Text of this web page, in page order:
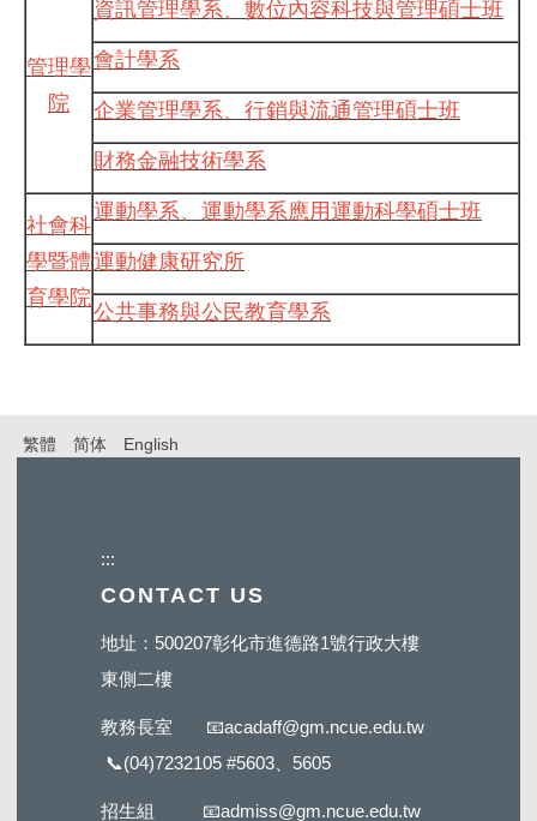
管理學
院
資訊管理學系、數位內容科技與管理碩士班
會計學系
企業管理學系、行銷與流通管理碩士班
財務金融技術學系
社會科
學暨體
育學院
運動學系、 運動學系應用運動科學碩士班
運動健康研究所
公共事務與公民教育學系
繁體 简体 English
:::
CONTACT US
地址：500207彰化市進德路1號行政大樓
東側二樓
教務長室 📧acadaff@gm.ncue.edu.tw
📞(04)7232105 #5603 、5605
招生組 📧admiss@gm.ncue.edu.tw